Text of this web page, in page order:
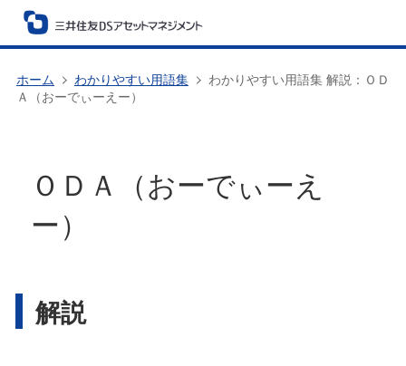
ホーム わかりやすい用語集
わかりやすい用語集 解説：ＯＤ
Ａ（おーでぃーえー）
ＯＤＡ（おーでぃーえ
ー）
解説